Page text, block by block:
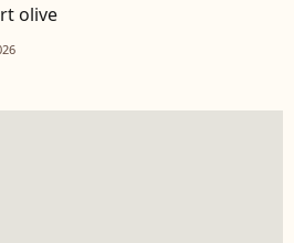
olive